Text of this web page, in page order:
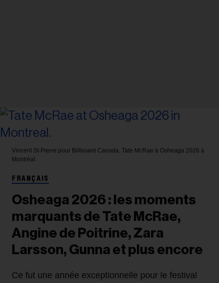
Vincent St-Pierre pour Billboard Canada. Tate McRae à Osheaga 2026 à
Montréal.
FRANÇAIS
Osheaga 2026 : les moments
marquants de Tate McRae,
Angine de Poitrine, Zara
Larsson, Gunna et plus encore
Ce fut une année exceptionnelle pour le festival